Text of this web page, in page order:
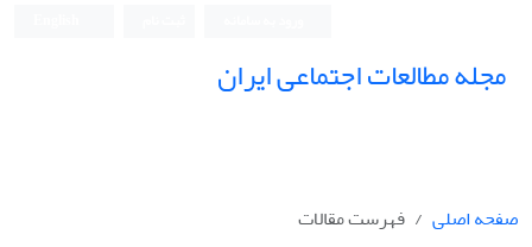
مجله مطالعات اجتماعی ایران
صفحه اصلی
فهرست مقالات